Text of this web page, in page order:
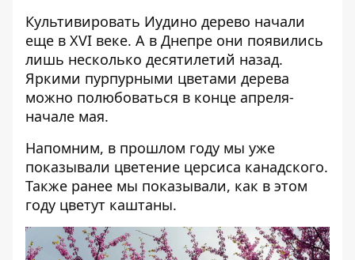
Культивировать Иудино дерево начали
еще в XVI веке. А в Днепре они появились
лишь несколько десятилетий назад.
Яркими пурпурными цветами дерева
можно полюбоваться в конце апреля-
начале мая.
Напомним, в прошлом году мы уже
показывали цветение церсиса канадского.
Также ранее мы показывали, как в этом
году цветут каштаны.